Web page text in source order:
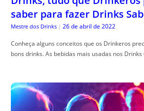
saber para fazer Drinks
Mestre dos Drinks | 26 de abril de 2022
Conheça alguns conceitos que os Drinkeros
bons drinks. As bebidas mais usadas nos